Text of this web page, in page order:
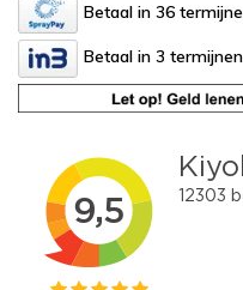
Betaal in 36
Betaal in 3